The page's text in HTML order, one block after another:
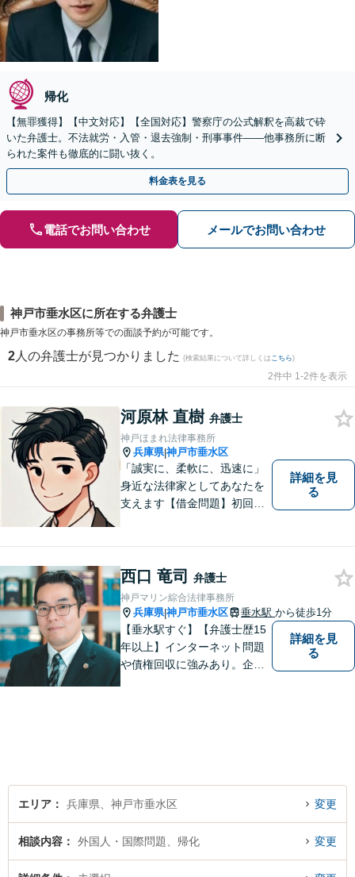
帰化
【無罪獲得】【中文対応】【全国対応】警察庁の公式解釈を高裁で砕
いた弁護士。不法就労・入管・退去強制・刑事事件——他事務所に断
られた案件も徹底的に闘い抜く。
料金表を見る
電話でお問い合わせ メールでお問い合わせ
神戸市垂水区に所在する弁護士
神戸市垂水区の事務所等での面談予約が可能です。
2 人の弁護士が見つかりました (検索結果について詳しくは こちら)
2件中 1-2件を表示
河原林 直樹 弁護士
神戸ほまれ法律事務所
兵庫県|神戸市垂水区
「誠実に、柔軟に、迅速に」
身近な法律家としてあなたを
支えます【借金問題】初回相
生後の手続き・トラブル対応
までワンストップで対応【オ
ンライン面談OK】
詳細を見
る
西口 竜司 弁護士
神戸マリン綜合法律事務所
兵庫県|神戸市垂水区 垂水駅 から徒歩1分
【垂水駅すぐ】【弁護士歴15
年以上】インターネット問題
や債権回収に強みあり。企業
詳細を見
る
エリア 兵庫県、神戸市垂水区 変更
相談内容 外国人・国際問題、帰化 変更